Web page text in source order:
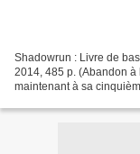
Shadowrun : Livre de
2014, 485 p. (Abandon
maintenant à sa